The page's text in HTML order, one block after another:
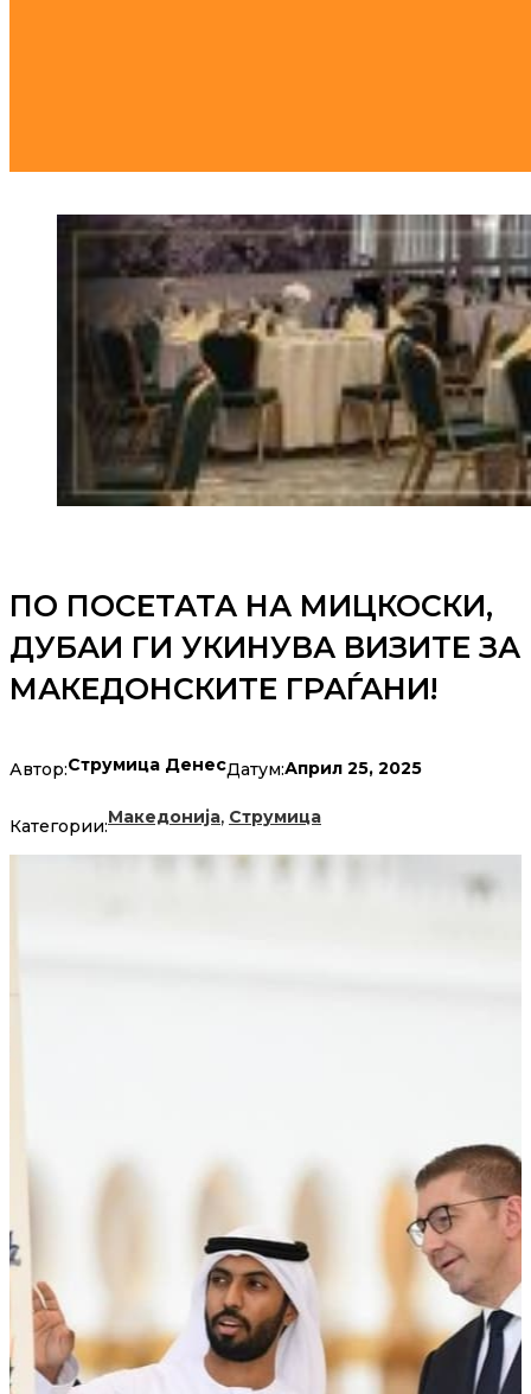
ПО ПОСЕТАТА НА МИЦКОСКИ,
ДУБАИ ГИ УКИНУВА ВИЗИТЕ ЗА
МАКЕДОНСКИТЕ ГРАЃАНИ!
Автор:Струмица ДенесДатум:Април 25, 2025
Категории:Македонија, Струмица